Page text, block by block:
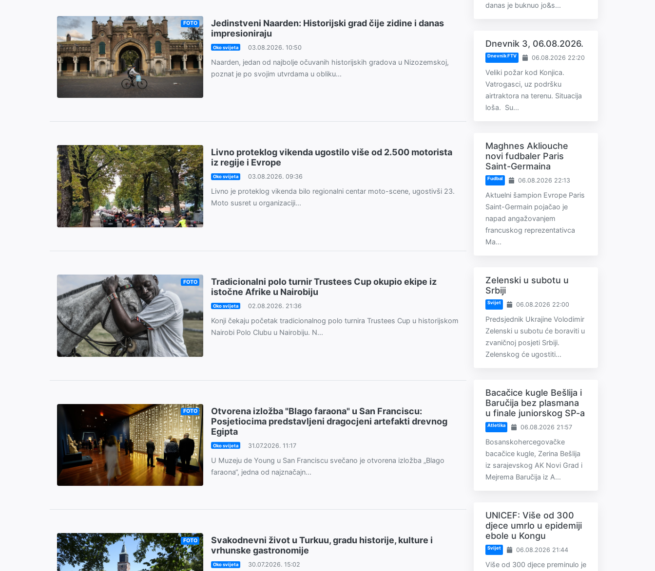
FOTO
Jedinstveni Naarden: Historijski grad čije zidine i danas
impresioniraju
Oko svijeta 03.08.2026. 10:50
Naarden, jedan od najbolje očuvanih historijskih gradova u Nizozemskoj,
poznat je po svojim utvrdama u obliku...
Livno proteklog vikenda ugostilo više od 2.500 motorista
iz regije i Evrope
Oko svijeta 03.08.2026. 09:36
Livno je proteklog vikenda bilo regionalni centar moto-scene, ugostivši 23.
Moto susret u organizaciji...
FOTO
Tradicionalni polo turnir Trustees Cup okupio ekipe iz
istočne Afrike u Nairobiju
Oko svijeta 02.08.2026. 21:36
Konji čekaju početak tradicionalnog polo turnira Trustees Cup u historijskom
Nairobi Polo Clubu u Nairobiju. N...
FOTO
Otvorena izložba "Blago faraona" u San Franciscu:
Posjetiocima predstavljeni dragocjeni artefakti drevnog
Egipta
Oko svijeta 31.07.2026. 11:17
U Muzeju de Young u San Franciscu svečano je otvorena izložba „Blago
faraona“, jedna od najznačajn...
FOTO
Svakodnevni život u Turkuu, gradu historije, kulture i
vrhunske gastronomije
Oko svijeta 30.07.2026. 15:02
danas je buknuo jo&s...
Dnevnik 3, 06.08.2026.
Dnevnik FTV 06.08.2026 22:20
Veliki požar kod Konjica.
Vatrogasci, uz podršku
airtraktora na terenu. Situacija
loša. Su...
Maghnes Akliouche
novi fudbaler Paris
Saint-Germaina
Fudbal 06.08.2026 22:13
Aktuelni šampion Evrope Paris
Saint-Germain pojačao je
napad angažovanjem
francuskog reprezentativca
Ma...
Zelenski u subotu u
Srbiji
Svijet 06.08.2026 22:00
Predsjednik Ukrajine Volodimir
Zelenski u subotu će boraviti u
zvaničnoj posjeti Srbiji.
Zelenskog će ugostiti...
Bacačice kugle Bešlija i
Baručija bez plasmana
u finale juniorskog SP-a
Atletika 06.08.2026 21:57
Bosanskohercegovačke
bacačice kugle, Zerina Bešlija
iz sarajevskog AK Novi Grad i
Mejrema Baručija iz A...
UNICEF: Više od 300
djece umrlo u epidemiji
ebole u Kongu
Svijet 06.08.2026 21:44
Više od 300 djece preminulo je